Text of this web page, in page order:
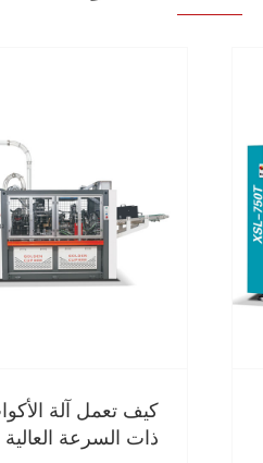
كيف تعمل آلة
ذات السرعة